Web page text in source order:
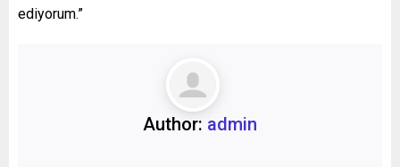
ediyorum.”
Author: admin